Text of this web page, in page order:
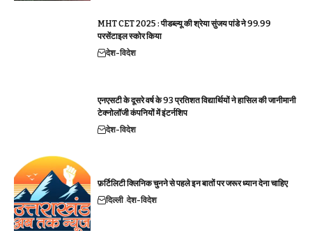
MHT CET 2025 : पीडब्ल्यू की श्रेया सुंजय पांडे ने 99.99
परसेंटाइल स्कोर किया
देश-विदेश
एनएसटी के दूसरे वर्ष के 93 प्रतिशत विद्यार्थियों ने हासिल की जानीमानी
टेक्नोलॉजी कंपनियों में इंटर्नशिप
देश-विदेश
फ़र्टिलिटी क्लिनिक चुनने से पहले इन बातों पर जरूर ध्यान देना चाहिए
दिल्ली देश-विदेश